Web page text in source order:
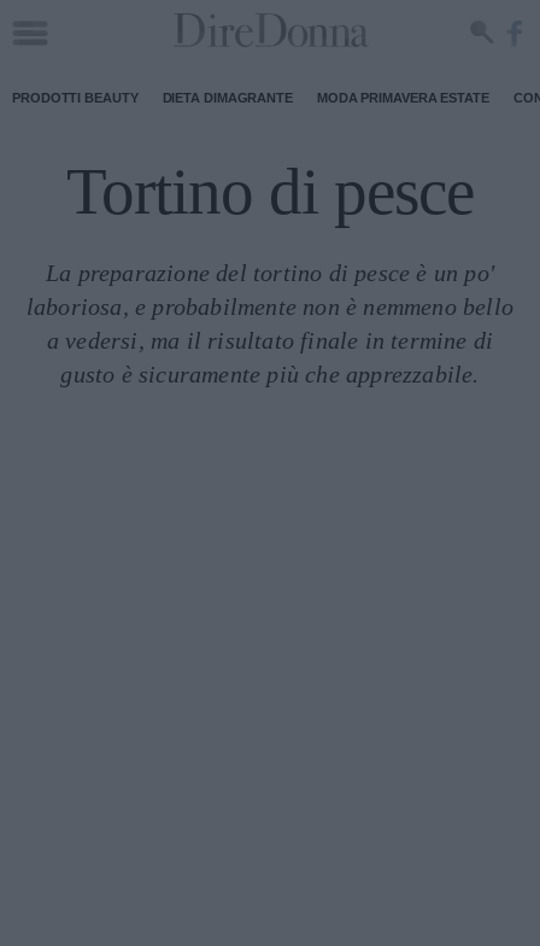
PRODOTTI BEAUTY DIETA DIMAGRANTE MODA PRIMAVERA ESTATE
Tortino di pesce
La preparazione del tortino di pesce è un po'
laboriosa, e probabilmente non è nemmeno bello
a vedersi, ma il risultato finale in termine di
gusto è sicuramente più che apprezzabile.